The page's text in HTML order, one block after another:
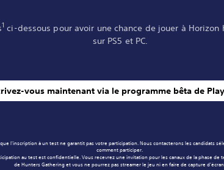
1 ci-dessous pour avoir une chance de jouer à Horizon
sur PS5 et PC.
vous maintenant via le programme bêta de
l'inscription à un test ne garantit pas votre participation. Nous contacterons les candidats
comment participer.
au test est confidentielle. Vous recevrez une invitation pour les canaux de la phase de
de Hunters Gathering et vous ne pourrez pas streamer le jeu ni en faire de capture